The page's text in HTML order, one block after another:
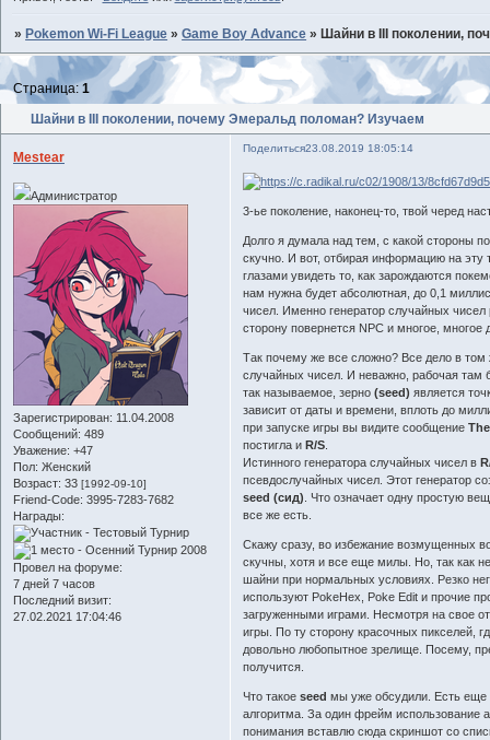
» Pokemon Wi-Fi League »Game Boy Advance » Шайни в III поколении,
Шайни в III поколении, почему Эмеральд поломан? Изучаем
Страница:1
Поделиться23.08.2019 18:05:14
Mestear
Администратор
Зарегистрирован: 11.04.2008
Сообщений: 489
Уважение: +47
Пол: Женский
Возраст: 33 [1992-09-10]
Friend-Сode: 3995-7283-7682
Награды:
Провел на форуме:
7 дней 7 часов
Последний визит:
27.02.2021 17:04:46
3-ье поколение, наконец-то, твой черед
Долго я думала над тем, с какой стороны
скучно. И вот, отбирая информацию на
глазами увидеть то, как зарождаются
нам нужна будет абсолютная, до 0,1
чисел. Именно генератор случайных
сторону повернется NPC и многое, многое
Так почему же все сложно? Все дело в том
случайных чисел. И неважно, рабочая там
так называемое, зерно(seed) является
зависит от даты и времени, вплоть до
при запуске игры вы видите сообщение
постигла и R/S
Истинного генератора случайных чисел в
псевдослучайных чисел. Этот генератор
seed (сид) . Что означает одну простую
все же есть.
Скажу сразу, во избежание возмущенных
скучны, хотя и все еще милы. Но, так как
шайни при нормальных условиях. Резко
используют PokeHex, Poke Edit и прочие
загруженными играми. Несмотря на свое
игры. По ту сторону красочных пикселей,
довольно любопытное зрелище. Посему,
получится.
Что такоеseed мы уже обсудили. Есть еще
алгоритма. За один фрейм использование
понимания вставлю сюда скриншот со